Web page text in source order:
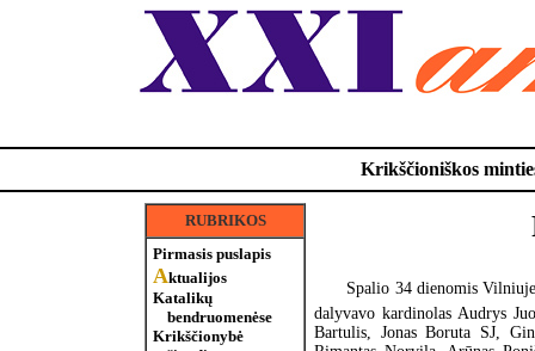
Krikščioniškos
RUBRIKOS
Pirmasis puslapis
Aktualijos
Katalikų
bendruomenėse
Krikščionybė
Spalio 34 dienomis
dalyvavo kardinolas Audrys
Bartulis, Jonas Boruta SJ,